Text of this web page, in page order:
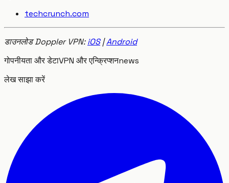
techcrunch.com
डाउनलोड Doppler VPN:iOS|Android
गोपनीयता और डेटाVPN और एन्क्रिप्शनnews
लेख साझा करें